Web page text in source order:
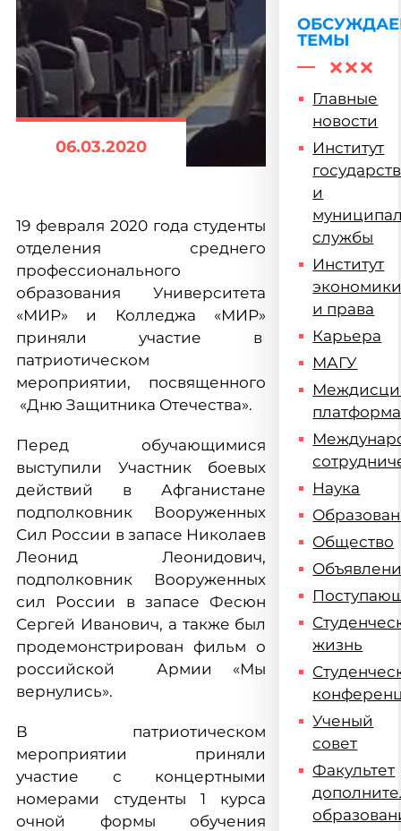
06.03.2020
19 февраля 2020 года студенты
отделения среднего
профессионального
образования Университета
«МИР» и Колледжа «МИР»
приняли участие в
патриотическом
мероприятии, посвященного
«Дню Защитника Отечества».
Перед обучающимися
выступили Участник боевых
действий в Афганистане
подполковник Вооруженных
Сил России в запасе Николаев
Леонид Леонидович,
подполковник Вооруженных
сил России в запасе Фесюн
Сергей Иванович, а также был
продемонстрирован фильм о
российской Армии «Мы
вернулись».
В патриотическом
мероприятии приняли
участие с концертными
номерами студенты 1 курса
очной формы обучения
ТЕМЫ
Главные
новости
Институт
и
службы
Институт
и права
Карьера
МАГУ
платформа
Наука
Общество
жизнь
Ученый
совет
Факультет